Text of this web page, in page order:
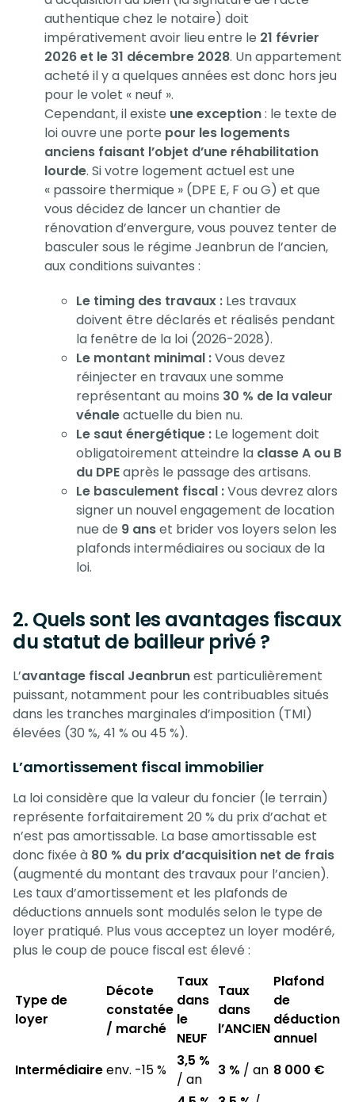
authentique chez le notaire) doit
impérativement avoir lieu entre le 21 février
2026 et le 31 décembre 2028. Un appartement
acheté il y a quelques années est donc hors jeu
pour le volet « neuf ».
Cependant, il existe une exception: le texte de
loi ouvre une porte pour les logements
anciens faisant l’objet d’une réhabilitation
lourde. Si votre logement actuel est une
« passoire thermique » (DPE E, F ou G) et que
vous décidez de lancer un chantier de
rénovation d’envergure, vous pouvez tenter de
basculer sous le régime Jeanbrun de l’ancien,
aux conditions suivantes :
Le timing des travaux : Les travaux
doivent être déclarés et réalisés pendant
la fenêtre de la loi (2026-2028).
Le montant minimal :Vous devez
réinjecter en travaux une somme
représentant au moins 30 % de la valeur
vénaleactuelle du bien nu.
Le saut énergétique : Le logement doit
obligatoirement atteindre la classe A ou B
du DPEaprès le passage des artisans.
Le basculement fiscal :Vous devrez alors
signer un nouvel engagement de location
nue de 9 anset brider vos loyers selon les
plafonds intermédiaires ou sociaux de la
loi.
2. Quels sont les avantages fiscaux
du statut de bailleur privé ?
L’avantage fiscal Jeanbrunest particulièrement
puissant, notamment pour les contribuables situés
dans les tranches marginales d’imposition (TMI)
élevées (30 %, 41 % ou 45 %).
L’amortissement fiscal immobilier
La loi considère que la valeur du foncier (le terrain)
représente forfaitairement 20 % du prix d’achat et
n’est pas amortissable. La base amortissable est
donc fixée à 80 % du prix d’acquisition net de frais
(augmenté du montant des travaux pour l’ancien).
Les taux d’amortissement et les plafonds de
déductions annuels sont modulés selon le type de
loyer pratiqué. Plus vous acceptez un loyer modéré,
plus le coup de pouce fiscal est élevé :
Type de
loyer
Décote
constatée
/ marché
Taux
dans
le
NEUF
Taux
dans
l’ANCIEN
Plafond
de
déduction
annuel
Intermédiaireenv. -15 %
3,5 %
/ an
3 % / an 8 000 €